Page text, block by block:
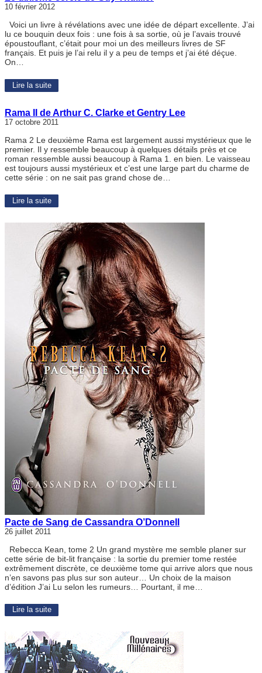
10 février 2012
Voici un livre à révélations avec une idée de départ excellente. J’ai
lu ce bouquin deux fois : une fois à sa sortie, où je l’avais trouvé
époustouflant, c’était pour moi un des meilleurs livres de SF
français. Et puis je l’ai relu il y a peu de temps et j’ai été déçue.
On…
Lire la suite
Rama II de Arthur C. Clarke et Gentry Lee
17 octobre 2011
Rama 2 Le deuxième Rama est largement aussi mystérieux que le
premier. Il y ressemble beaucoup à quelques détails près et ce
roman ressemble aussi beaucoup à Rama 1. en bien. Le vaisseau
est toujours aussi mystérieux et c’est une large part du charme de
cette série : on ne sait pas grand chose de…
Lire la suite
Pacte de Sang de Cassandra O’Donnell
26 juillet 2011
Rebecca Kean, tome 2 Un grand mystère me semble planer sur
cette série de bit-lit française : la sortie du premier tome restée
extrêmement discrète, ce deuxième tome qui arrive alors que nous
n’en savons pas plus sur son auteur… Un choix de la maison
d’édition J’ai Lu selon les rumeurs… Pourtant, il me…
Lire la suite